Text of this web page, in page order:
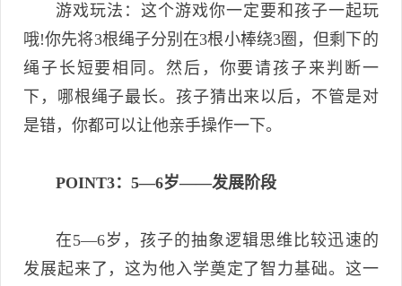
游戏玩法：这个游戏你一定要和孩子一起玩
哦!你先将3根绳子分别在3根小棒绕3圈，但剩下的
绳子长短要相同。然后，你要请孩子来判断一
下，哪根绳子最长。孩子猜出来以后，不管是对
是错，你都可以让他亲手操作一下。
POINT3：5—6岁——发展阶段
在5—6岁，孩子的抽象逻辑思维比较迅速的
发展起来了，这为他入学奠定了智力基础。这一